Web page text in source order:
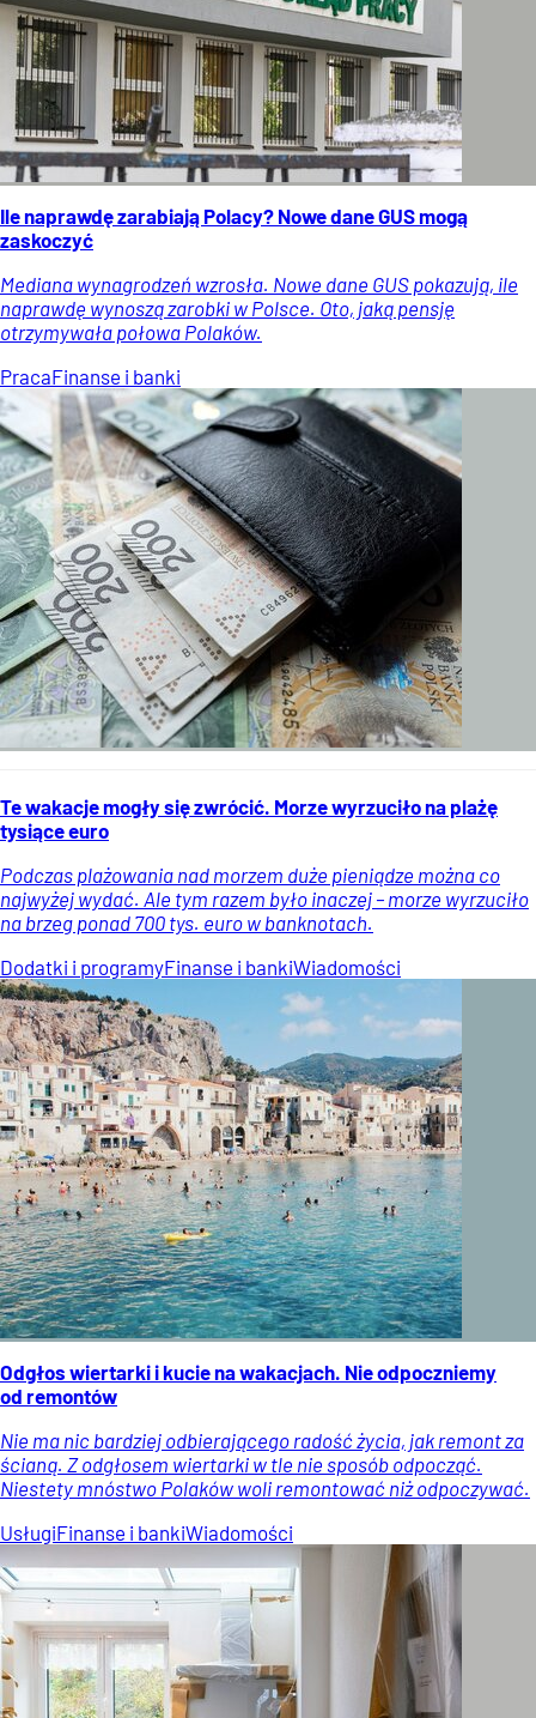
Ile naprawdę zarabiają Polacy? Nowe dane GUS mogą
zaskoczyć
Mediana wynagrodzeń wzrosła. Nowe dane GUS pokazują, ile
naprawdę wynoszą zarobki w Polsce. Oto, jaką pensję
otrzymywała połowa Polaków.
PracaFinanse i banki
Te wakacje mogły się zwrócić. Morze wyrzuciło na plażę
tysiące euro
Podczas plażowania nad morzem duże pieniądze można co
najwyżej wydać. Ale tym razem było inaczej – morze wyrzuciło
na brzeg ponad 700 tys. euro w banknotach.
Dodatki i programyFinanse i bankiWiadomości
Odgłos wiertarki i kucie na wakacjach. Nie odpoczniemy
od remontów
Nie ma nic bardziej odbierającego radość życia, jak remont za
ścianą. Z odgłosem wiertarki w tle nie sposób odpocząć.
Niestety mnóstwo Polaków woli remontować niż odpoczywać.
UsługiFinanse i bankiWiadomości